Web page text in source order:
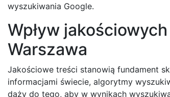
wyszukiwania Google.
Wpływ
Warszawa
Jakościowe treści stanowią fundament
informacjami świecie, algorytmy
dąży do tego, aby w wynikach